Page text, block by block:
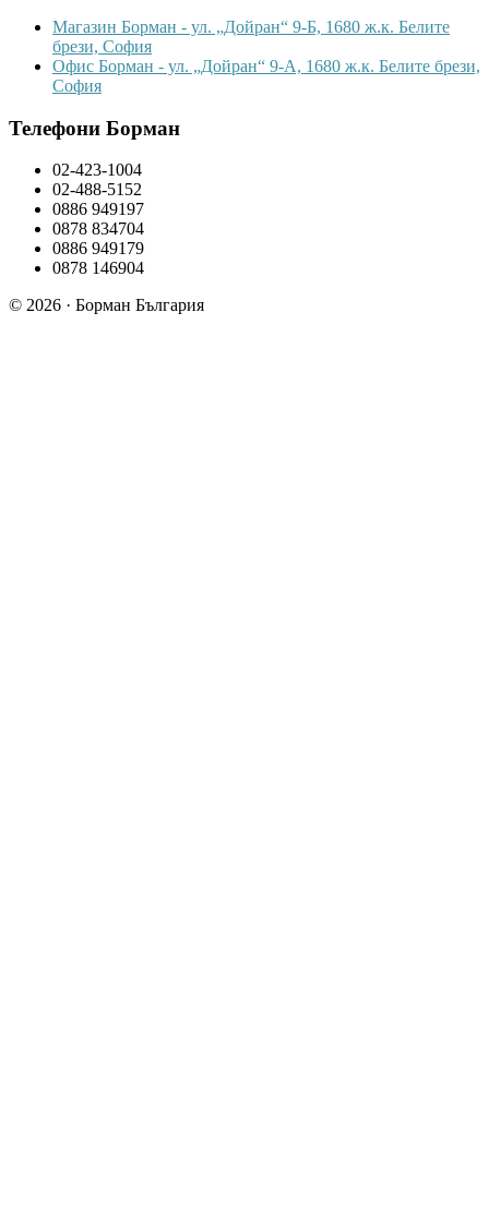
Магазин Борман - ул. „Дойран“ 9-Б, 1680 ж.к. Белите
брези, София
Офис Борман - ул. „Дойран“ 9-А, 1680 ж.к. Белите брези,
София
Телефони Борман
02-423-1004
02-488-5152
0886 949197
0878 834704
0886 949179
0878 146904
© 2026 · Борман България